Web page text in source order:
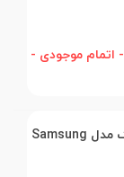
- اتمام موجودی -
هدفون بی سیم سامسونگ مدل Samsung